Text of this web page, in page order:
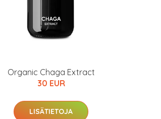
Organic Chaga Extract
30 EUR
LISÄTIETOJA